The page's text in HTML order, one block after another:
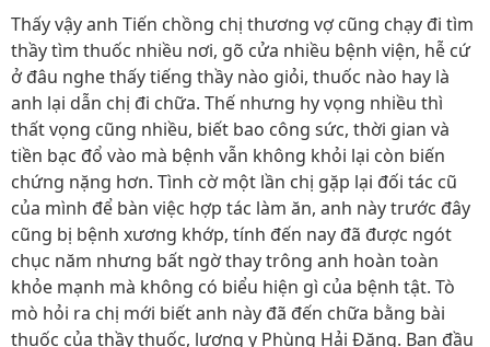
Thấy vậy anh Tiến chồng chị thương vợ cũng chạy đi tìm
thầy tìm thuốc nhiều nơi, gõ cửa nhiều bệnh viện, hễ cứ
ở đâu nghe thấy tiếng thầy nào giỏi, thuốc nào hay là
anh lại dẫn chị đi chữa. Thế nhưng hy vọng nhiều thì
thất vọng cũng nhiều, biết bao công sức, thời gian và
tiền bạc đổ vào mà bệnh vẫn không khỏi lại còn biến
chứng nặng hơn. Tình cờ một lần chị gặp lại đối tác cũ
của mình để bàn việc hợp tác làm ăn, anh này trước đây
cũng bị bệnh xương khớp, tính đến nay đã được ngót
chục năm nhưng bất ngờ thay trông anh hoàn toàn
khỏe mạnh mà không có biểu hiện gì của bệnh tật. Tò
mò hỏi ra chị mới biết anh này đã đến chữa bằng bài
thuốc của thầy thuốc, lương y Phùng Hải Đăng. Ban đầu